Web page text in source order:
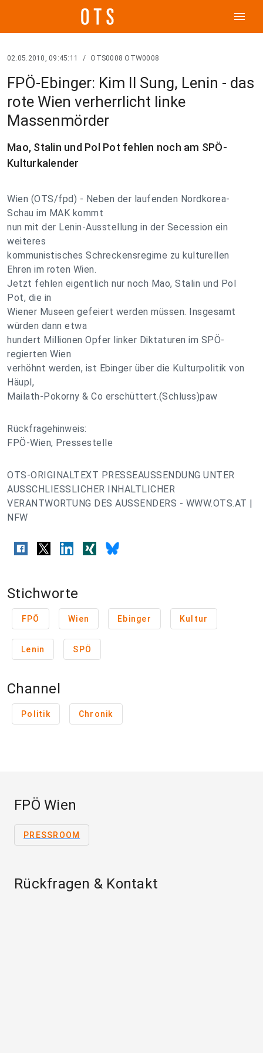
menu
02.05.2010, 09:45:11 / OTS0008 OTW0008
FPÖ-Ebinger: Kim Il Sung, Lenin - das
rote Wien verherrlicht linke
Massenmörder
Mao, Stalin und Pol Pot fehlen noch am SPÖ-
Kulturkalender
Wien (OTS/fpd) - Neben der laufenden Nordkorea-
Schau im MAK kommt
nun mit der Lenin-Ausstellung in der Secession ein
weiteres
kommunistisches Schreckensregime zu kulturellen
Ehren im roten Wien.
Jetzt fehlen eigentlich nur noch Mao, Stalin und Pol
Pot, die in
Wiener Museen gefeiert werden müssen. Insgesamt
würden dann etwa
hundert Millionen Opfer linker Diktaturen im SPÖ-
regierten Wien
verhöhnt werden, ist Ebinger über die Kulturpolitik von
Häupl,
Mailath-Pokorny & Co erschüttert.(Schluss)paw
Rückfragehinweis:
FPÖ-Wien, Pressestelle
OTS-ORIGINALTEXT PRESSEAUSSENDUNG UNTER
AUSSCHLIESSLICHER INHALTLICHER
VERANTWORTUNG DES AUSSENDERS - WWW.OTS.AT |
NFW
Stichworte
FPÖ Wien Ebinger Kultur
Lenin SPÖ
Channel
Politik Chronik
FPÖ Wien
PRESSROOM
Rückfragen & Kontakt